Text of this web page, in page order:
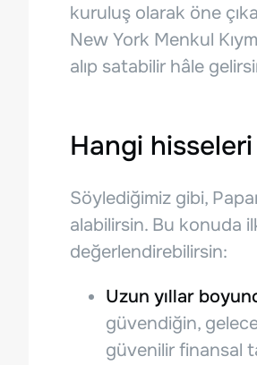
kuruluş olarak öne
New York Menkul
alıp satabilir hâle
Hangi
Söylediğimiz gibi,
alabilirsin. Bu konuda
değerlendirebilirsin:
Uzun yıllar
güvendiğin,
güvenilir finansal